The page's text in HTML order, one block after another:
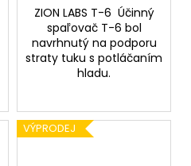
ZION LABS T-6 Účinný
spaľovač T-6 bol
navrhnutý na podporu
straty tuku s potláčaním
hladu.
VÝPRODEJ